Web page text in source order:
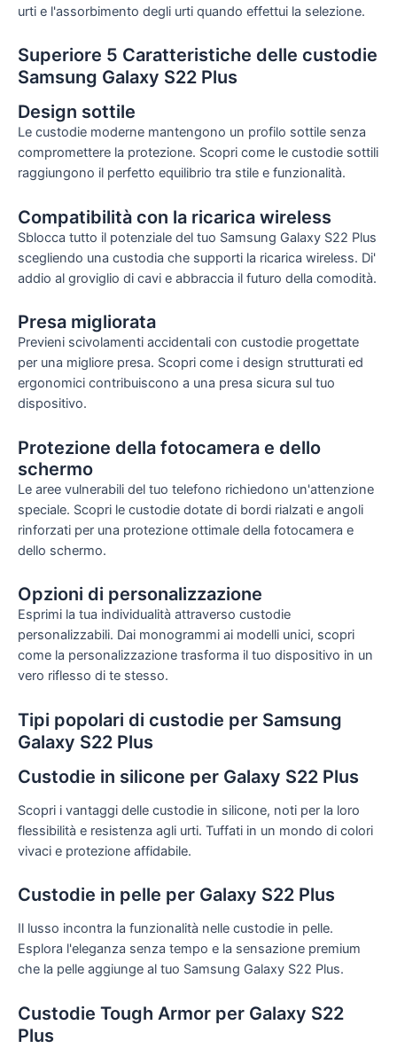
urti e l'assorbimento degli urti quando effettui la selezione.
Superiore 5 Caratteristiche delle custodie
Samsung Galaxy S22 Plus
Design sottile
Le custodie moderne mantengono un profilo sottile senza
compromettere la protezione. Scopri come le custodie sottili
raggiungono il perfetto equilibrio tra stile e funzionalità.
Compatibilità con la ricarica wireless
Sblocca tutto il potenziale del tuo Samsung Galaxy S22 Plus
scegliendo una custodia che supporti la ricarica wireless. Di'
addio al groviglio di cavi e abbraccia il futuro della comodità.
Presa migliorata
Previeni scivolamenti accidentali con custodie progettate
per una migliore presa. Scopri come i design strutturati ed
ergonomici contribuiscono a una presa sicura sul tuo
dispositivo.
Protezione della fotocamera e dello
schermo
Le aree vulnerabili del tuo telefono richiedono un'attenzione
speciale. Scopri le custodie dotate di bordi rialzati e angoli
rinforzati per una protezione ottimale della fotocamera e
dello schermo.
Opzioni di personalizzazione
Esprimi la tua individualità attraverso custodie
personalizzabili. Dai monogrammi ai modelli unici, scopri
come la personalizzazione trasforma il tuo dispositivo in un
vero riflesso di te stesso.
Tipi popolari di custodie per Samsung
Galaxy S22 Plus
Custodie in silicone per Galaxy S22 Plus
Scopri i vantaggi delle custodie in silicone, noti per la loro
flessibilità e resistenza agli urti. Tuffati in un mondo di colori
vivaci e protezione affidabile.
Custodie in pelle per Galaxy S22 Plus
Il lusso incontra la funzionalità nelle custodie in pelle.
Esplora l'eleganza senza tempo e la sensazione premium
che la pelle aggiunge al tuo Samsung Galaxy S22 Plus.
Custodie Tough Armor per Galaxy S22
Plus